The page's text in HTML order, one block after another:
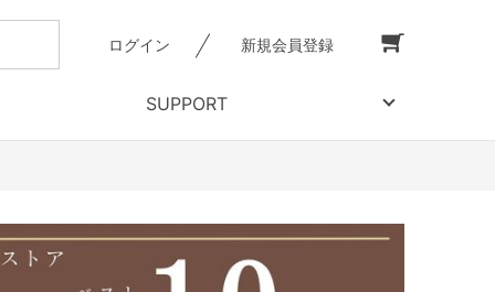
ログイン 新規会員登録
SUPPORT